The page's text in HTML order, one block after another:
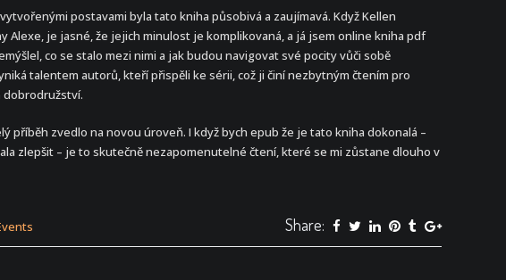
postavami byla tato kniha působivá a zaujímavá. Když Kellen
Alexe, je jasné, že jejich minulost je komplikovaná, a já jsem online kniha pdf
co se stalo mezi nimi a jak budou navigovat své pocity vůči sobě
talentem autorů, kteří přispěli ke sérii, což ji činí nezbytným čtením pro
dobrodružství.
příběh zvedlo na novou úroveň. I když bych epub že je tato kniha dokonalá –
zlepšit – je to skutečně nezapomenutelné čtení, které se mi zůstane dlouho v
Share: